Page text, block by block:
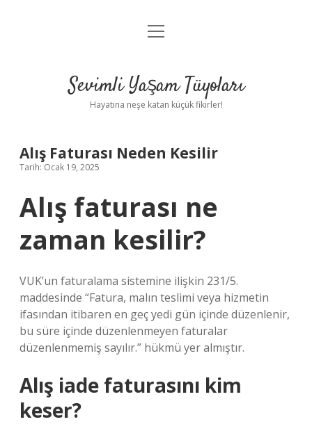
Anasayfa
Yasal Uyarı
menüyü
Sevimli Yaşam Tüyoları
Hayatına neşe katan küçük fikirler!
Alış Faturası Neden Kesilir
Tarih: Ocak 19, 2025
Alış faturası ne
zaman kesilir?
VUK’un faturalama sistemine ilişkin 231/5.
maddesinde “Fatura, malın teslimi veya hizmetin
ifasından itibaren en geç yedi gün içinde düzenlenir,
bu süre içinde düzenlenmeyen faturalar
düzenlenmemiş sayılır.” hükmü yer almıştır.
Alış iade faturasını kim
keser?